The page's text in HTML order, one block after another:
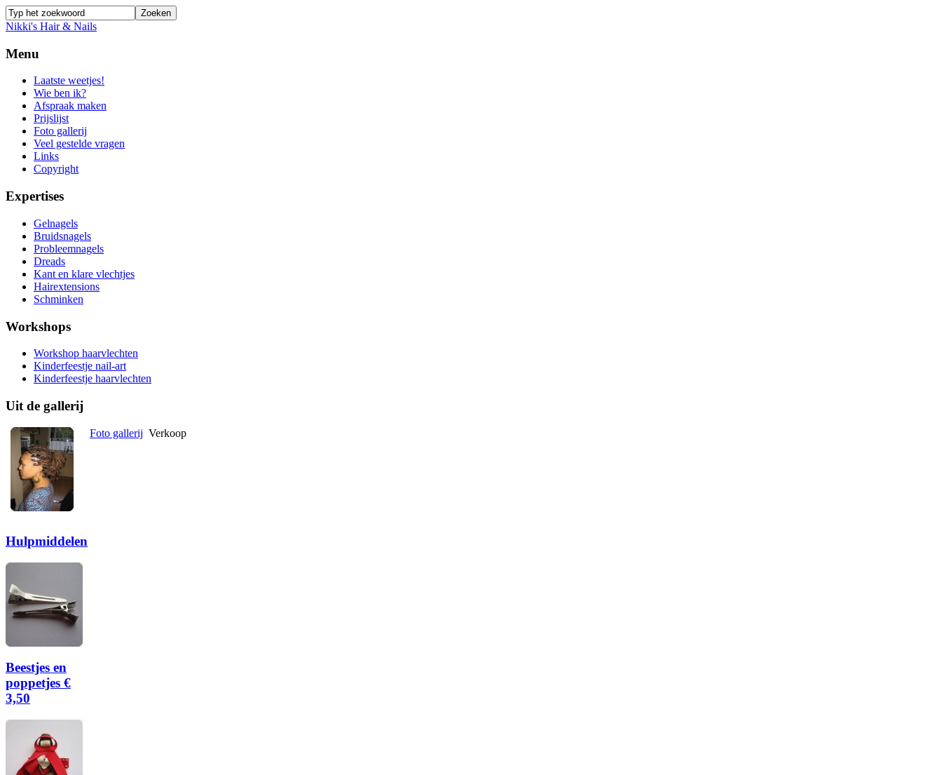
Nikki's Hair & Nails
Menu
Laatste weetjes!
Wie ben ik?
Afspraak maken
Prijslijst
Foto gallerij
Veel gestelde vragen
Links
Copyright
Expertises
Gelnagels
Bruidsnagels
Probleemnagels
Dreads
Kant en klare vlechtjes
Hairextensions
Schminken
Workshops
Workshop haarvlechten
Kinderfeestje nail-art
Kinderfeestje haarvlechten
Uit de gallerij
Foto gallerij Verkoop
Hulpmiddelen
Beestjes en
poppetjes €
3,50